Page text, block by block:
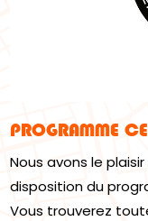
PROGRAMME CE
Nous avons le
disposition du
Vous trouverez